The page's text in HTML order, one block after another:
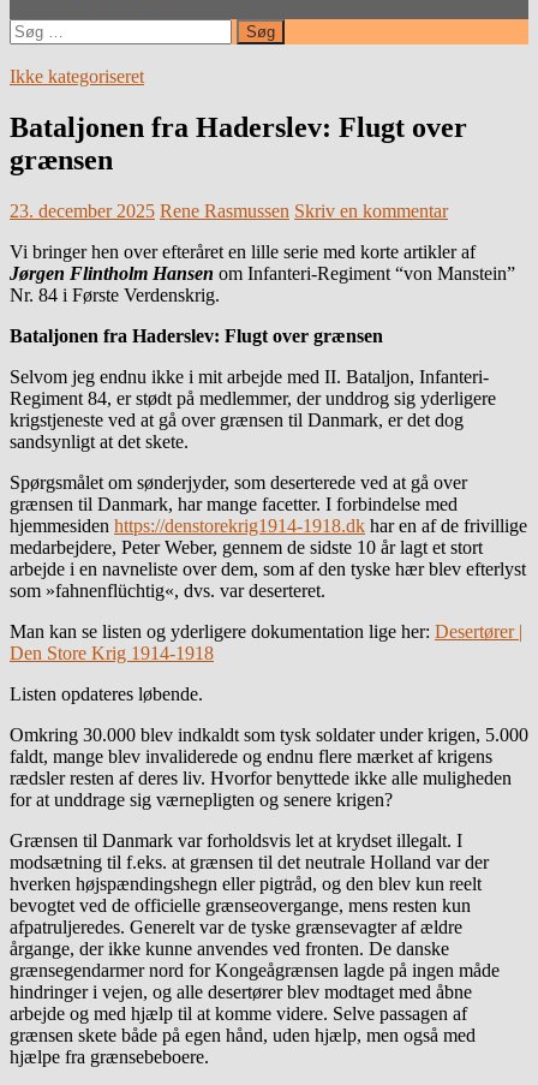
Søg
efter:
Ikke kategoriseret
Bataljonen fra Haderslev: Flugt over
grænsen
23. december 2025 Rene Rasmussen Skriv en kommentar
Vi bringer hen over efteråret en lille serie med korte artikler af
Jørgen Flintholm Hansen om Infanteri-Regiment “von Manstein”
Nr. 84 i Første Verdenskrig.
Bataljonen fra Haderslev: Flugt over grænsen
Selvom jeg endnu ikke i mit arbejde med II. Bataljon, Infanteri-
Regiment 84, er stødt på medlemmer, der unddrog sig yderligere
krigstjeneste ved at gå over grænsen til Danmark, er det dog
sandsynligt at det skete.
Spørgsmålet om sønderjyder, som deserterede ved at gå over
grænsen til Danmark, har mange facetter. I forbindelse med
hjemmesiden https://denstorekrig1914-1918.dk har en af de frivillige
medarbejdere, Peter Weber, gennem de sidste 10 år lagt et stort
arbejde i en navneliste over dem, som af den tyske hær blev efterlyst
som »fahnenflüchtig«, dvs. var deserteret.
Man kan se listen og yderligere dokumentation lige her: Desertører |
Den Store Krig 1914-1918
Listen opdateres løbende.
Omkring 30.000 blev indkaldt som tysk soldater under krigen, 5.000
faldt, mange blev invaliderede og endnu flere mærket af krigens
rædsler resten af deres liv. Hvorfor benyttede ikke alle muligheden
for at unddrage sig værnepligten og senere krigen?
Grænsen til Danmark var forholdsvis let at krydset illegalt. I
modsætning til f.eks. at grænsen til det neutrale Holland var der
hverken højspændingshegn eller pigtråd, og den blev kun reelt
bevogtet ved de officielle grænseovergange, mens resten kun
afpatruljeredes. Generelt var de tyske grænsevagter af ældre
årgange, der ikke kunne anvendes ved fronten. De danske
grænsegendarmer nord for Kongeågrænsen lagde på ingen måde
hindringer i vejen, og alle desertører blev modtaget med åbne
arbejde og med hjælp til at komme videre. Selve passagen af
grænsen skete både på egen hånd, uden hjælp, men også med
hjælpe fra grænsebeboere.